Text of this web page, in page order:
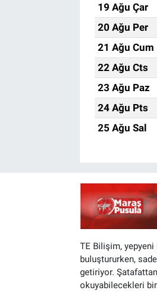
19 Ağu Çar
20 Ağu Per
21 Ağu Cum
22 Ağu Cts
23 Ağu Paz
24 Ağu Pts
25 Ağu Sal
TE Bilişim,
buluştururken,
getiriyor.
okuyabilecekleri